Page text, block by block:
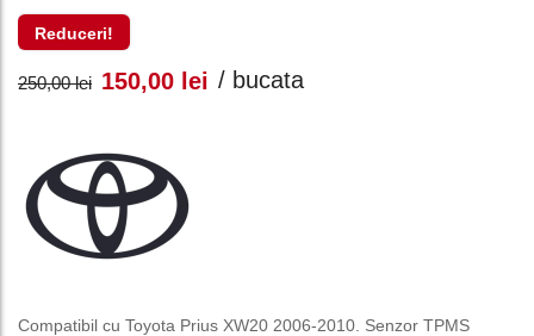
Reduceri!
250,00lei Prețul
a
fost:
150,00 lei Prețul
/ bucata
Compatibil cu Toyota Prius XW20 2006-2010. Senzor TPMS